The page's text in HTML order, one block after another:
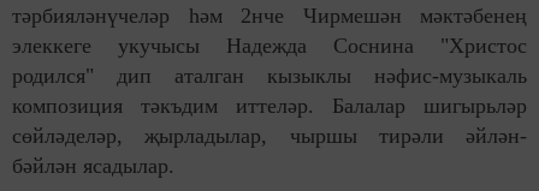
тәрбияләнүчеләр һәм 2нче Чирмешән мәктәбенең
элеккеге укучысы Надежда Соснина "Христос
родился" дип аталган кызыклы нәфис-музыкаль
композиция тәкъдим иттеләр. Балалар шигырьләр
сөйләделәр, җырладылар, чыршы тирәли әйлән-
бәйлән ясадылар.